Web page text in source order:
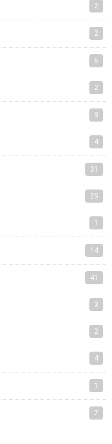
2
2
6
2
9
4
31
25
1
14
41
3
2
4
1
7